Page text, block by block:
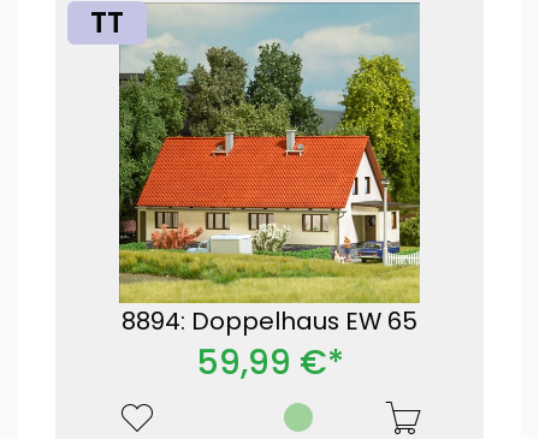
TT
8894: Doppelhaus EW 65
59,99 €*